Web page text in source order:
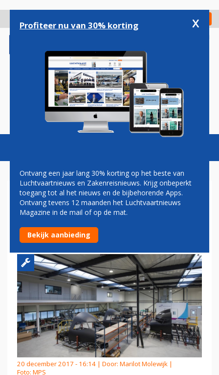
gaan
Check in
Magazine Podcasts Vacatures
SIMULATORBOUWER MPS
VERGROOT
PRODUCTIECAPACITEIT
20 december 2017 - 16:14 | Door: Marilot Molewijk |
Foto: MPS
Profiteer nu van 30% korting x
Ontvang een jaar lang 30% korting op het beste van
Luchtvaartnieuws en Zakenreisnieuws. Krijg onbeperkt
toegang tot al het nieuws en de bijbehorende Apps.
Ontvang tevens 12 maanden het Luchtvaartnieuws
Magazine in de mail of op de mat.
Bekijk aanbieding